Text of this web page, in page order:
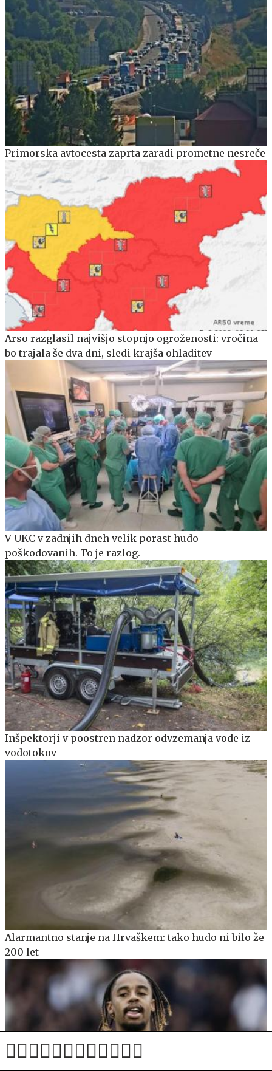
Primorska avtocesta zaprta zaradi prometne nesreče
Arso razglasil najvišjo stopnjo ogroženosti: vročina
bo trajala še dva dni, sledi krajša ohladitev
V UKC v zadnjih dneh velik porast hudo
poškodovanih. To je razlog.
Inšpektorji v poostren nadzor odvzemanja vode iz
vodotokov
Alarmantno stanje na Hrvaškem: tako hudo ni bilo že
200 let